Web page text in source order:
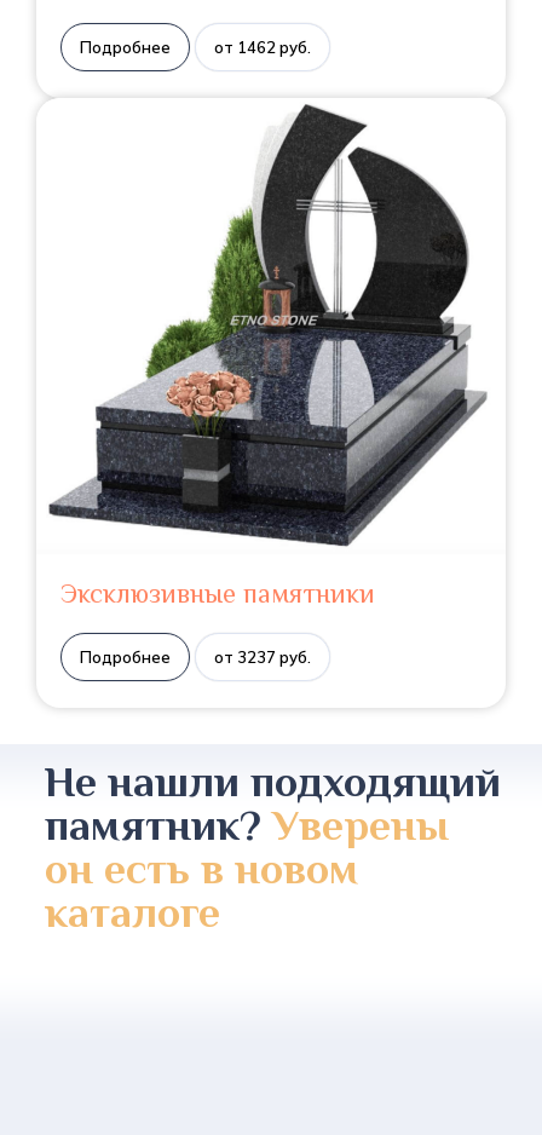
Подробнее от 1462 руб.
Эксклюзивные памятники
Подробнее от 3237 руб.
Не нашли подходящий
памятник?Уверены
он есть в новом
каталоге